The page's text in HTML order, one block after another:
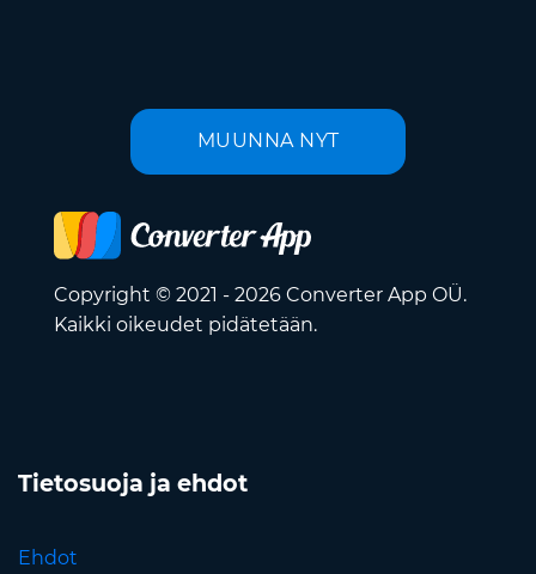
MUUNNA NYT
Copyright © 2021 - 2026 Converter App OÜ.
Kaikki oikeudet pidätetään.
Tietosuoja ja ehdot
Ehdot